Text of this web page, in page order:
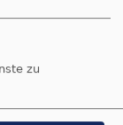
zu